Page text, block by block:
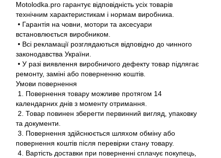
Motolodka.pro гарантує відповідність усіх товарів
технічним характеристикам і нормам виробника.
• Гарантія на човни, мотори та аксесуари
встановлюється виробником.
• Всі рекламації розглядаються відповідно до чинного
законодавства України.
• У разі виявлення виробничого дефекту товар підлягає
ремонту, заміні або поверненню коштів.
Умови повернення
1. Повернення товару можливе протягом 14
календарних днів з моменту отримання.
2. Товар повинен зберегти первинний вигляд, упаковку
та документи.
3. Повернення здійснюється шляхом обміну або
повернення коштів після перевірки стану товару.
4. Вартість доставки при поверненні сплачує покупець,